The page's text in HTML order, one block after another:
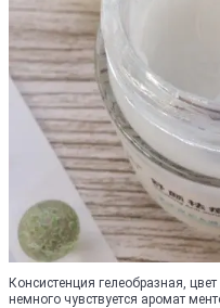
Консистенция гелеобразная,
немного чувствуется аромат